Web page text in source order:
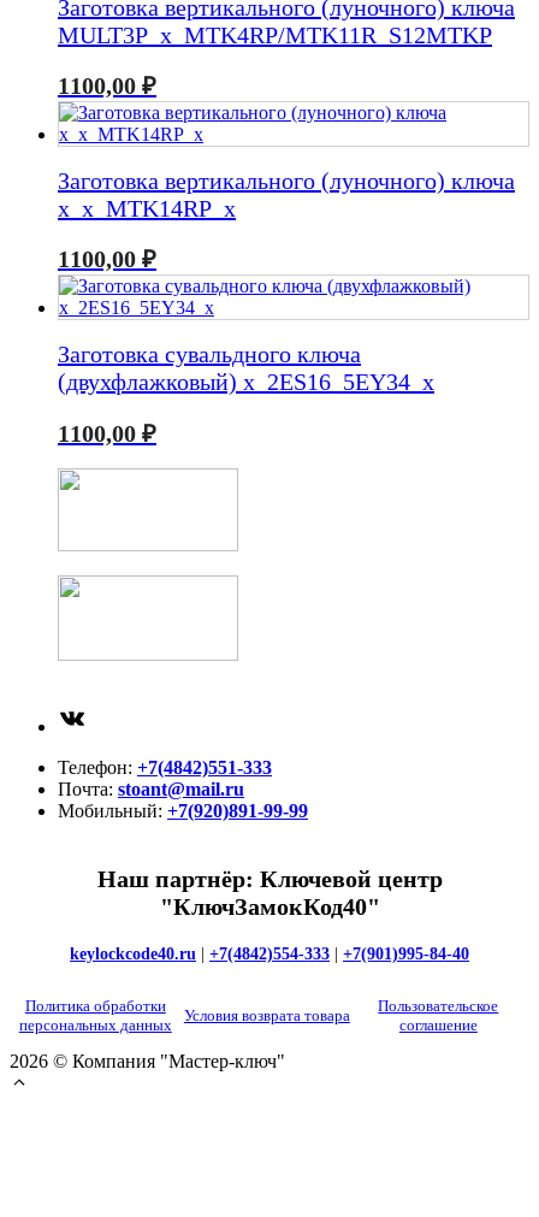
Заготовка вертикального (луночного) ключа
MULT3P_x_MTK4RP/MTK11R_S12MTKP
1100,00 ₽
Заготовка вертикального (луночного) ключа
x_x_MTK14RP_x
1100,00 ₽
Заготовка сувальдного ключа
(двухфлажковый) x_2ES16_5EY34_x
1100,00 ₽
Телефон: +7(4842)551-333
Почта: stoant@mail.ru
Мобильный: +7(920)891-99-99
Наш партнёр: Ключевой центр
"КлючЗамокКод40"
keylockcode40.ru | +7(4842)554-333 | +7(901)995-84-40
Политика обработки
персональных данных
Условия возврата товара
Пользовательское
соглашение
2026 © Компания "Мастер-ключ"